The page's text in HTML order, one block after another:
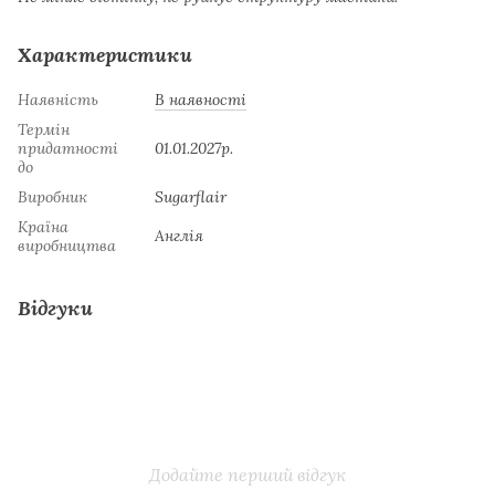
Характеристики
Наявність
В наявності
Термін
придатності
до
01.01.2027р.
Виробник
Sugarflair
Країна
виробництва
Англія
Відгуки
Додайте перший відгук